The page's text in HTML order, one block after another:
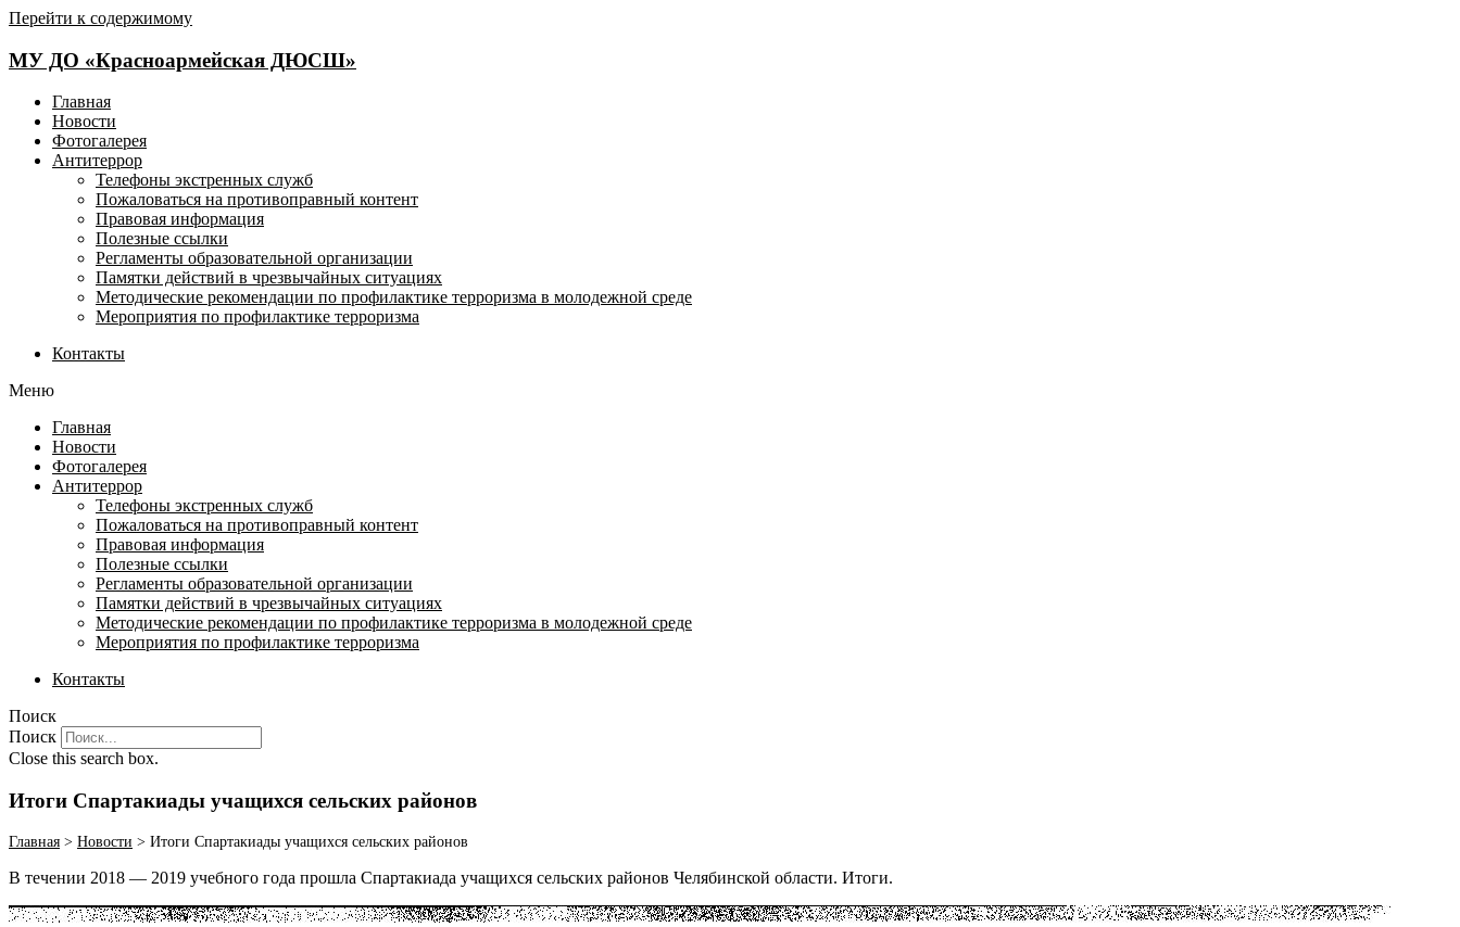
Перейти к содержимому
МУ ДО «Красноармейская ДЮСШ»
Главная
Новости
Фотогалерея
Антитеррор
Телефоны экстренных служб
Пожаловаться на противоправный контент
Правовая информация
Полезные ссылки
Регламенты образовательной организации
Памятки действий в чрезвычайных ситуациях
Методические рекомендации по профилактике терроризма в молодежной среде
Мероприятия по профилактике терроризма
Контакты
Меню
Главная
Новости
Фотогалерея
Антитеррор
Телефоны экстренных служб
Пожаловаться на противоправный контент
Правовая информация
Полезные ссылки
Регламенты образовательной организации
Памятки действий в чрезвычайных ситуациях
Методические рекомендации по профилактике терроризма в молодежной среде
Мероприятия по профилактике терроризма
Контакты
Поиск
Поиск
Close this search box.
Итоги Спартакиады учащихся сельских районов
Главная > Новости > Итоги Спартакиады учащихся сельских районов
В течении 2018 — 2019 учебного года прошла Спартакиада учащихся сельских районов Челябинской области. Итоги.